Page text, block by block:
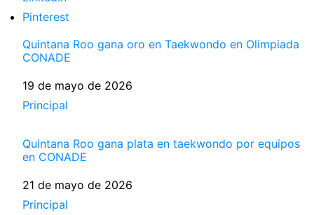
Pinterest
Quintana Roo gana oro en Taekwondo en Olimpiada
CONADE
Fecha
19 de mayo de 2026
Respecto a
Principal
Quintana Roo gana plata en taekwondo por equipos
en CONADE
Fecha
21 de mayo de 2026
Respecto a
Principal